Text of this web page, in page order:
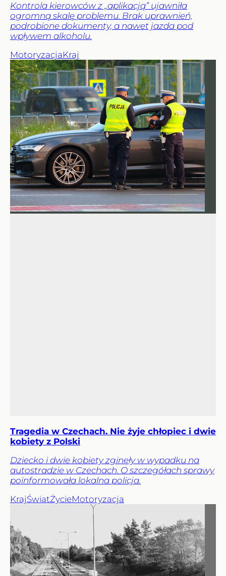
Kontrola kierowców z „aplikacją” ujawniła
ogromną skalę problemu. Brak uprawnień,
podrobione dokumenty, a nawet jazda pod
wpływem alkoholu.
MotoryzacjaKraj
Tragedia w Czechach. Nie żyje chłopiec i dwie
kobiety z Polski
Dziecko i dwie kobiety zginęły w wypadku na
autostradzie w Czechach. O szczegółach sprawy
poinformowała lokalna policja.
KrajŚwiatŻycieMotoryzacja